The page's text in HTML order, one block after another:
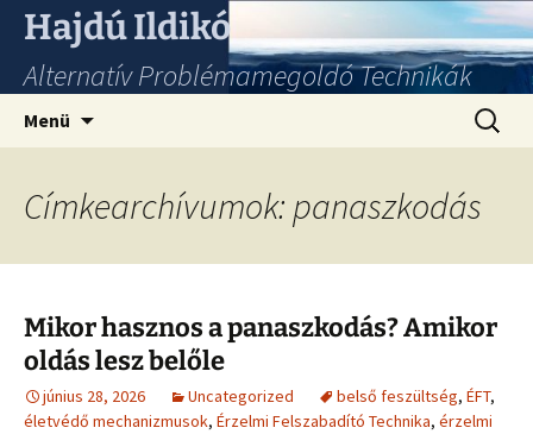
Hajdú Ildikó
Alternatív Problémamegoldó Technikák
Menü
Címkearchívumok: panaszkodás
Mikor hasznos a panaszkodás? Amikor
oldás lesz belőle
június 28, 2026 Uncategorized belső feszültség, ÉFT,
életvédő mechanizmusok, Érzelmi Felszabadító Technika, érzelmi